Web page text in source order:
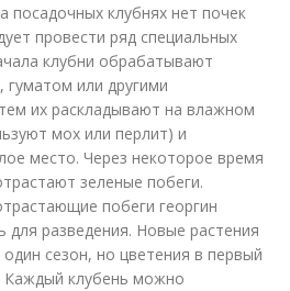
посадочных клубнях нет почек
провести ряд специальных
клубни обрабатывают
или другими
их раскладывают на влажном
мох или перлит) и
место. Через некоторое время
зеленые побеги.
побеги георгин
разведения. Новые растения
один сезон, но цветения в первый
Каждый клубень можно